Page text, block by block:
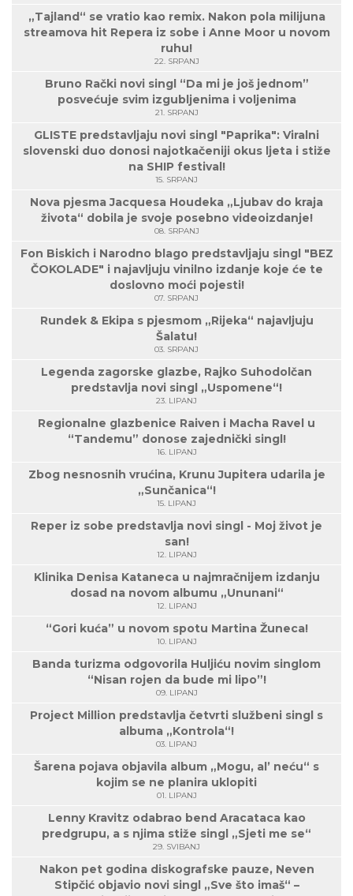
„Tajland“ se vratio kao remix. Nakon pola milijuna
streamova hit Repera iz sobe i Anne Moor u novom
ruhu!
22. SRPANJ
Bruno Rački novi singl “Da mi je još jednom”
posvećuje svim izgubljenima i voljenima
21. SRPANJ
GLISTE predstavljaju novi singl "Paprika": Viralni
slovenski duo donosi najotkačeniji okus ljeta i stiže
na SHIP festival!
15. SRPANJ
Nova pjesma Jacquesa Houdeka „Ljubav do kraja
života“ dobila je svoje posebno videoizdanje!
08. SRPANJ
Fon Biskich i Narodno blago predstavljaju singl "BEZ
ČOKOLADE" i najavljuju vinilno izdanje koje će te
doslovno moći pojesti!
07. SRPANJ
Rundek & Ekipa s pjesmom „Rijeka“ najavljuju
Šalatu!
03. SRPANJ
Legenda zagorske glazbe, Rajko Suhodolčan
predstavlja novi singl „Uspomene“!
23. LIPANJ
Regionalne glazbenice Raiven i Macha Ravel u
“Tandemu” donose zajednički singl!
16. LIPANJ
Zbog nesnosnih vrućina, Krunu Jupitera udarila je
„Sunčanica“!
15. LIPANJ
Reper iz sobe predstavlja novi singl - Moj život je
san!
12. LIPANJ
Klinika Denisa Kataneca u najmračnijem izdanju
dosad na novom albumu „Ununani“
12. LIPANJ
“Gori kuća” u novom spotu Martina Žuneca!
10. LIPANJ
Banda turizma odgovorila Huljiću novim singlom
“Nisan rojen da bude mi lipo”!
09. LIPANJ
Project Million predstavlja četvrti službeni singl s
albuma „Kontrola“!
03. LIPANJ
Šarena pojava objavila album „Mogu, al’ neću“ s
kojim se ne planira uklopiti
01. LIPANJ
Lenny Kravitz odabrao bend Aracataca kao
predgrupu, a s njima stiže singl „Sjeti me se“
29. SVIBANJ
Nakon pet godina diskografske pauze, Neven
Stipčić objavio novi singl „Sve što imaš“ –